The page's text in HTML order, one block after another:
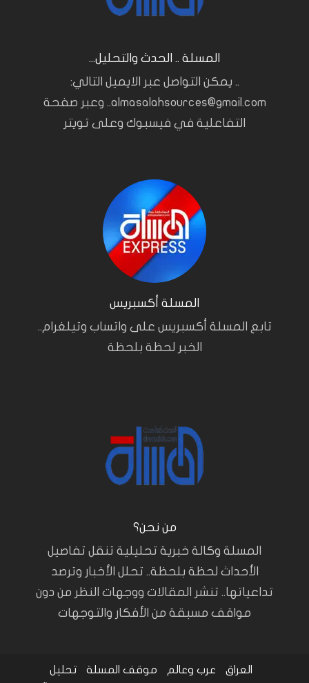
المسلة .. الحدث والتحليل...
.. يمكن التواصل عبر الايميل التالي:
almasalahsources@gmail.com.. وعبر صفحة
التفاعلية في فيسبوك وعلى تويتر
المسلة أكسبريس
تابع المسلة أكسبريس على واتساب وتيلغرام..
الخبر لحظة بلحظة
من نحن؟
المسلة وكالة خبرية تحليلية تنقل تفاصيل
الأحداث لحظة بلحظة.. تحلل الأخبار وترصد
تداعياتها.. تنشر المقالات ووجهات النظر من دون
مواقف مسبقة من الأفكار والتوجهات
العراق عرب وعالم موقف المسلة
تحليل